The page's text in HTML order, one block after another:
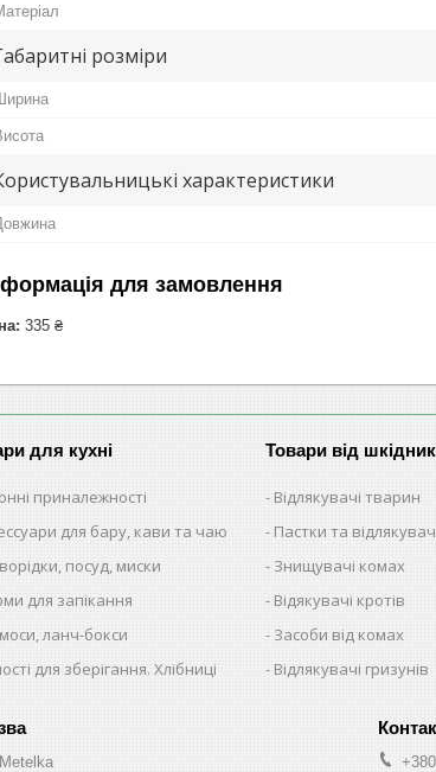
розміри
Ширина
характеристики
для замовлення
335 ₴
для кухні
приналежності
для бару, кави та чаю
посуд, миски
для запікання
ланч-бокси
для зберігання. Хлібниці
Товари від
Відлякувачі тварин
Пастки та
Знищувачі комах
Відякувачі кротів
Засоби від комах
Відлякувачі гризунів
Metelka